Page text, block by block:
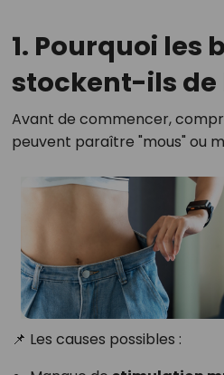
1. Pourquoi les
stockent-ils de
Avant de commencer,
peuvent paraître "mous" ou
📌 Les causes possibles :